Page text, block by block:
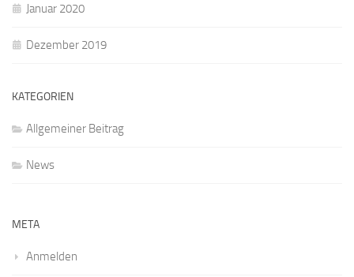
Januar 2020
Dezember 2019
KATEGORIEN
Allgemeiner Beitrag
News
META
Anmelden